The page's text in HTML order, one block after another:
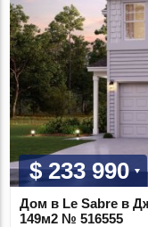
$ 233 990
Дом в Le Sabre в
149м2 № 516555